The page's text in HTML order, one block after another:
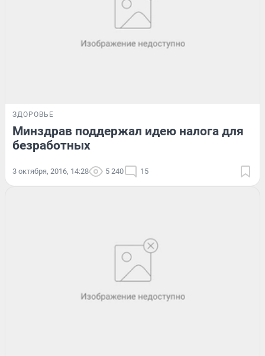
ЗДОРОВЬЕ
Минздрав поддержал идею налога для
безработных
3 октября, 2016, 14:28 5 240 15